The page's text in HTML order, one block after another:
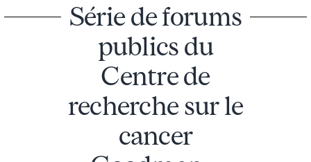
Série de forums
publics du
Centre de
recherche sur le
cancer